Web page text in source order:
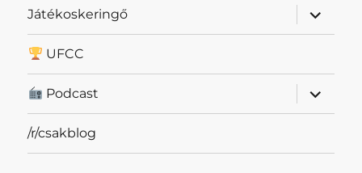
Játékoskeringő
almenü
UFCC
Podcast
almenü
/r/csakblog